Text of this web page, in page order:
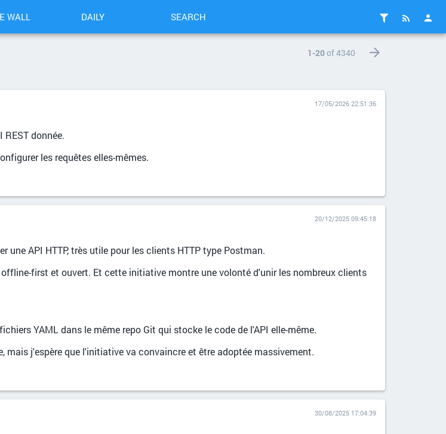
WALL DAILY SEARCH
1-20of 4340
17/05/2026 22:51:36
donnée.
les requêtes elles-mêmes.
20/12/2025 09:45:18
API HTTP, très utile pour les clients HTTP type Postman.
first et ouvert. Et cette initiative montre une volonté d'unir les nombreux clients
YAML dans le même repo Git qui stocke le code de l'API elle-même.
j'espère que l'initiative va convaincre et être adoptée massivement.
30/08/2025 17:04:39